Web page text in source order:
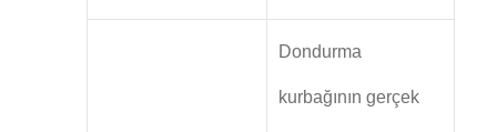
Dondurma
kurbağının gerçek